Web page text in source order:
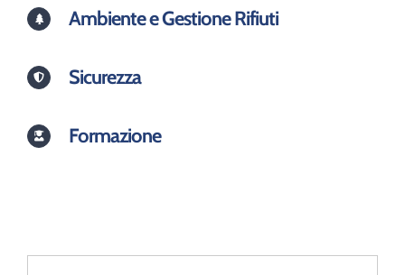
Ambiente e Gestione Rifiuti
Sicurezza
Formazione